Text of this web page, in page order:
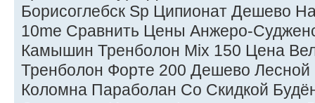
Борисоглебск Sp Ципионат Дешево
10me Сравнить Цены Анжеро-
Камышин Тренболон Mix 150 Цена
Тренболон Форте 200 Дешево
Коломна Параболан Со Скидкой